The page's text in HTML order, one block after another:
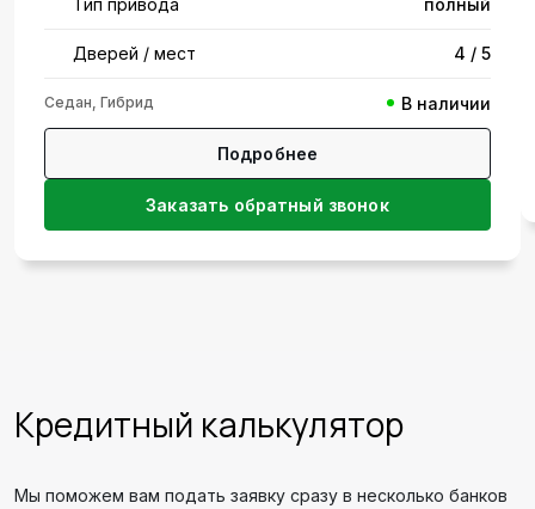
Тип привода полный
Дверей / мест 4 / 5
Седан, Гибрид В наличии
Подробнее
Заказать обратный звонок
Кредитный калькулятор
Мы поможем вам подать заявку сразу в несколько банков